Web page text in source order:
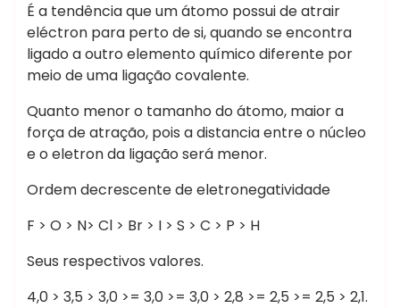
É a tendência que um átomo possui de atrair
eléctron para perto de si, quando se encontra
ligado a outro elemento químico diferente por
meio de uma ligação covalente.
Quanto menor o tamanho do átomo, maior a
força de atração, pois a distancia entre o núcleo
e o eletron da ligação será menor.
Ordem decrescente de eletronegatividade
F > O > N> Cl > Br > I > S > C > P > H
Seus respectivos valores.
4,0 > 3,5 > 3,0 >= 3,0 >= 3,0 > 2,8 >= 2,5 >= 2,5 > 2,1.